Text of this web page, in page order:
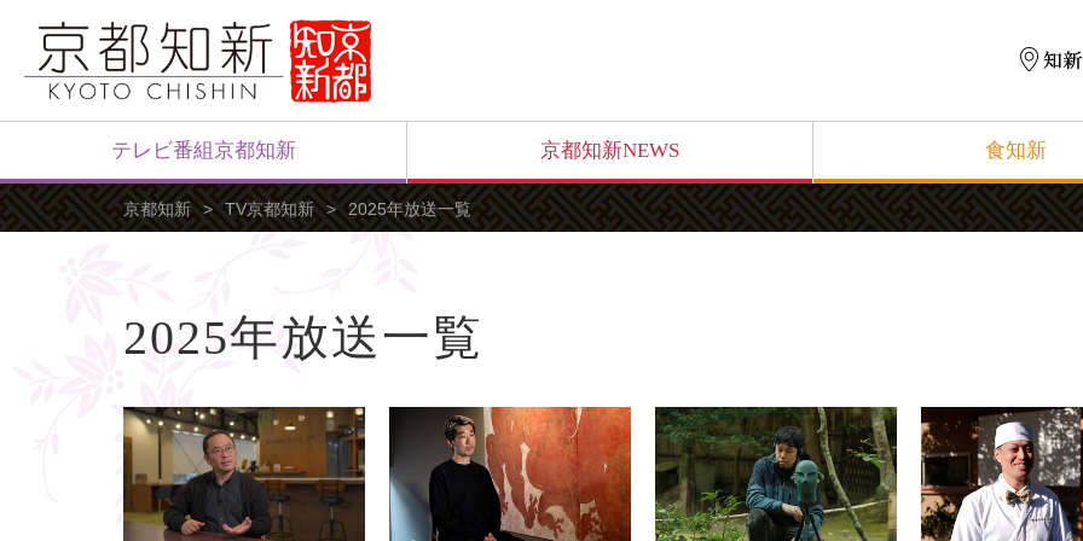
テレビ番組京都知新 京都知新NEWS 食知新
京都知新 TV京都知新 2025年放送一覧
2025年放送一覧